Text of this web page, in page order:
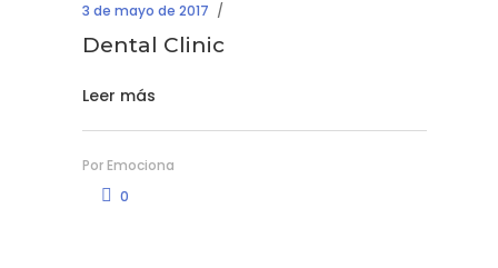
3 de mayo de 2017
Dental Clinic
Leer más
Por Emociona
0